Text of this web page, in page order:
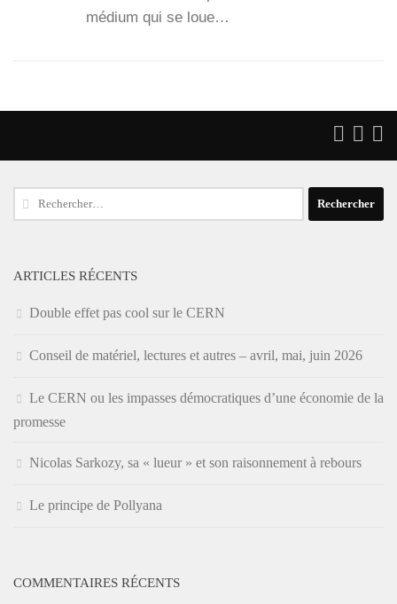
médium qui se loue…
Rechercher :
ARTICLES RÉCENTS
Double effet pas cool sur le CERN
Conseil de matériel, lectures et autres – avril, mai, juin 2026
Le CERN ou les impasses démocratiques d’une économie de la
promesse
Nicolas Sarkozy, sa « lueur » et son raisonnement à rebours
Le principe de Pollyana
COMMENTAIRES RÉCENTS